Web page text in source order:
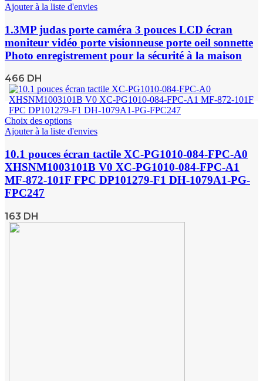
Ajouter à la liste d'envies
1.3MP judas porte caméra 3 pouces LCD écran
moniteur vidéo porte visionneuse porte oeil sonnette
Photo enregistrement pour la sécurité à la maison
466 DH
Choix des options
Ajouter à la liste d'envies
10.1 pouces écran tactile XC-PG1010-084-FPC-A0
XHSNM1003101B V0 XC-PG1010-084-FPC-A1
MF-872-101F FPC DP101279-F1 DH-1079A1-PG-
FPC247
163 DH